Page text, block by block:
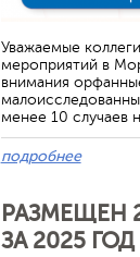
Уважаемые
мероприятий в
внимания
менее 10 случаев
подробнее
РАЗМЕЩЕН
ЗА 2025 ГОД